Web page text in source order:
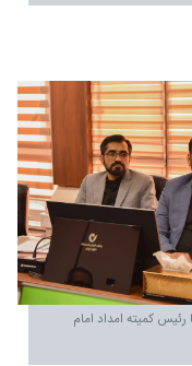
کمیته امداد امام